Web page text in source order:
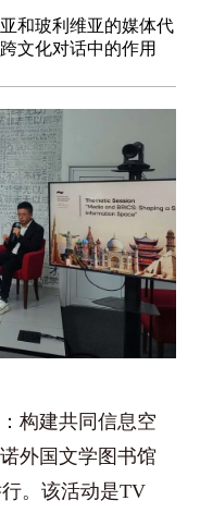
和玻利维亚的媒体代
文化对话中的作用
构建共同信息空
外国文学图书馆
。该活动是TV